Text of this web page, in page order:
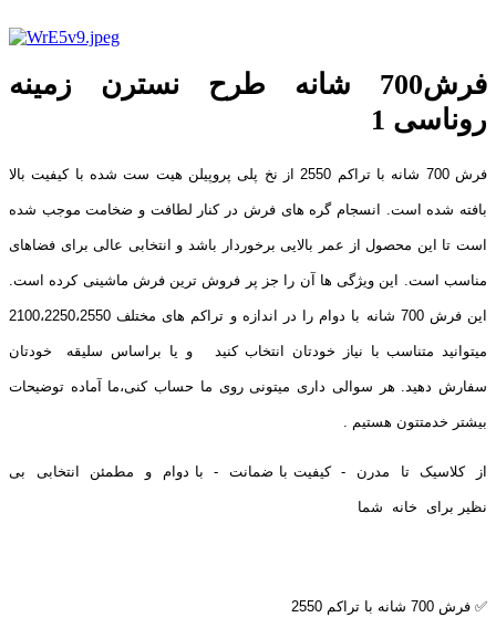
فرش700 شانه طرح نسترن زمینه
روناسی 1
فرش 700 شانه با تراکم 2550 از نخ پلی پروپیلن هیت ست شده با کیفیت بالا
بافته شده است. انسجام گره های فرش در کنار لطافت و ضخامت موجب شده
است تا این محصول از عمر بالایی برخوردار باشد و انتخابی عالی برای فضاهای
مناسب است. این ویژگی ها آن را جز پر فروش ترین فرش ماشینی کرده است.
این فرش 700 شانه با دوام را در اندازه و تراکم های مختلف 2100،2250،2550
میتوانید متناسب با نیاز خودتان انتخاب کنید و یا براساس سلیقه خودتان
سفارش دهید. هر سوالی داری میتونی روی ما حساب کنی،ما آماده توضیحات
بیشتر خدمتتون هستیم .
از کلاسیک تا مدرن - کیفیت با ضمانت - با دوام و مطمئن انتخابی بی
نظیر برای خانه شما
✅ فرش 700 شانه با تراکم 2550